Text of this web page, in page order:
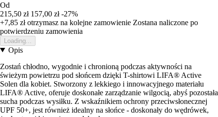
Od
215,50 zł 157,00 zł -27%
+7,85 złotrzymasz na kolejne zamowienie Zostana naliczone po
potwierdzeniu zamowienia
Loading...
Opis
Zostań chłodno, wygodnie i chronioną podczas aktywności na
świeżym powietrzu pod słońcem dzięki T-shirtowi LIFA® Active
Solen dla kobiet. Stworzony z lekkiego i innowacyjnego materiału
LIFA® Active, oferuje doskonałe zarządzanie wilgocią, abyś pozostała
sucha podczas wysiłku. Z wskaźnikiem ochrony przeciwsłonecznej
UPF 50+, jest również idealny na słońce - doskonały do wędrówek,